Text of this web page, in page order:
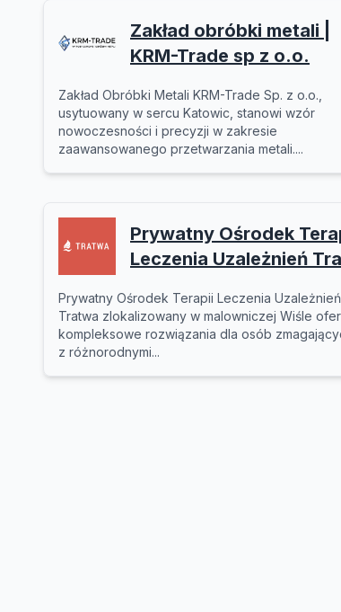
Zakład obróbki metali |
KRM-Trade sp z o.o.
Zakład Obróbki Metali KRM-Trade Sp. z o.o.,
usytuowany w sercu Katowic, stanowi wzór
nowoczesności i precyzji w zakresie
zaawansowanego przetwarzania metali....
Prywatny Ośrodek
Leczenia Uzależnień
Prywatny Ośrodek Terapii Leczenia Uzależnień
Tratwa zlokalizowany w malowniczej Wiśle
kompleksowe rozwiązania dla osób
z różnorodnymi...